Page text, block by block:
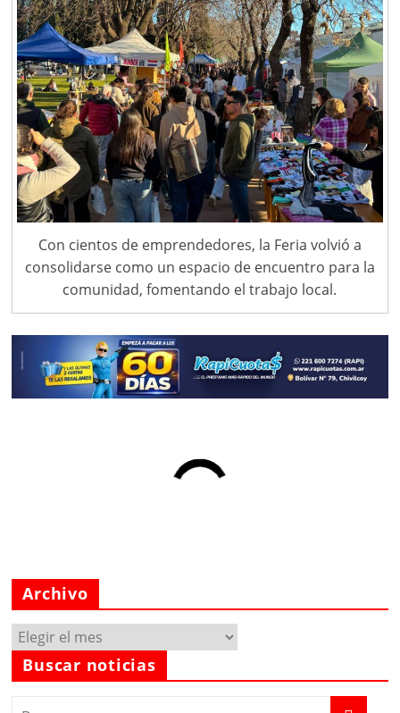
Con cientos de emprendedores, la Feria volvió a
consolidarse como un espacio de encuentro para la
comunidad, fomentando el trabajo local.
Archivo
Archivo
Buscar noticias